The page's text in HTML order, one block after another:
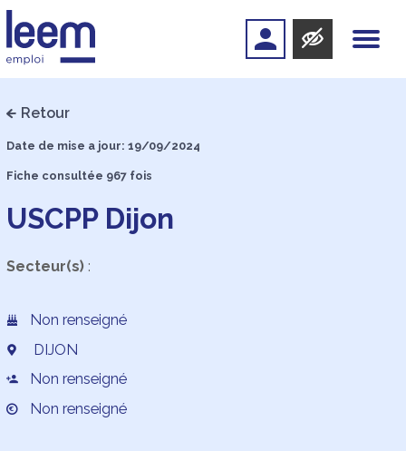
Retour
Date de mise a jour: 19/09/2024
Fiche consultée 967 fois
USCPP Dijon
Secteur(s):
Non renseigné
DIJON
Non renseigné
Non renseigné